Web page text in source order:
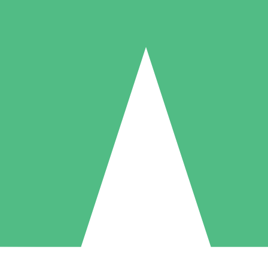
Individuelle Credit-Pakete
nach Bedarf mit Download-Credits. Keine monatliche Verpflichtung